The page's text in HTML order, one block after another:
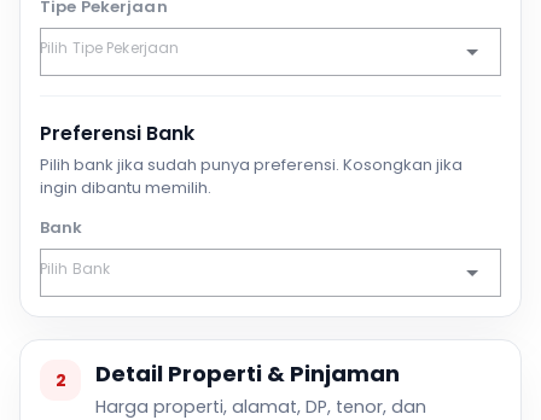
Tipe Pekerjaan
Preferensi Bank
Pilih bank jika sudah punya preferensi. Kosongkan jika
ingin dibantu memilih.
Bank
2 Detail Properti & Pinjaman
Harga properti, alamat, DP, tenor, dan